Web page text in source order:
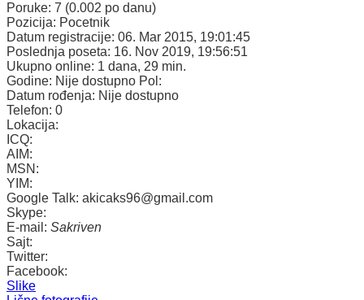
Poruke: 7 (0.002 po danu)
Pozicija: Pocetnik
Datum registracije: 06. Mar 2015, 19:01:45
Poslednja poseta: 16. Nov 2019, 19:56:51
Ukupno online: 1 dana, 29 min.
Godine: Nije dostupno Pol:
Datum rođenja: Nije dostupno
Telefon: 0
Lokacija:
ICQ:
AIM:
MSN:
YIM:
Google Talk: akicaks96@gmail.com
Skype:
E-mail: Sakriven
Sajt:
Twitter:
Facebook:
Slike